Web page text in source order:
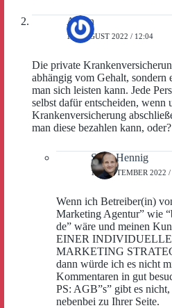
Aaron
19. AUGUST 2022 / 12:04
Die private
abhängig vom Gehalt, sondern
man sich leisten kann. Jede
selbst dafür entscheiden, wenn
Krankenversicherung
man diese bezahlen kann, oder?
Sven Hennig
14. SEPTEMBER 2022
Wenn ich Betreiber(in)
Marketing Agentur” wie
de” wäre und meinen
EINER
MARKETING
dann würde ich es nicht
Kommentaren in gut
PS: AGB”s” gibt es
nebenbei zu Ihrer Seite.